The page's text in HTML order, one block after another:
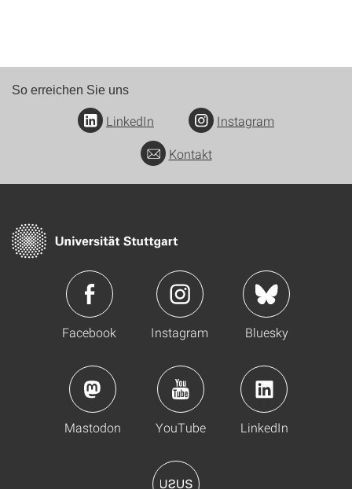
So erreichen Sie uns
LinkedIn
Instagram
Kontakt
Facebook Instagram Bluesky
Mastodon YouTube LinkedIn